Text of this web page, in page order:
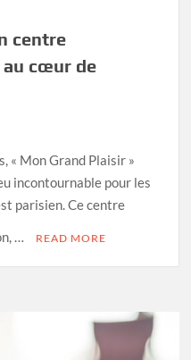
centre
au cœur de
« Mon Grand Plaisir »
incontournable pour les
parisien. Ce centre
…
READ MORE